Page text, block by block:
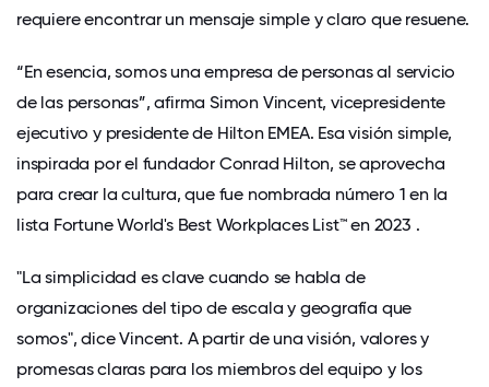
requiere encontrar un mensaje simple y claro que resuene.
“En esencia, somos una empresa de personas al servicio
de las personas”, afirma Simon Vincent, vicepresidente
ejecutivo y presidente de Hilton EMEA. Esa visión simple,
inspirada por el fundador Conrad Hilton, se aprovecha
para crear la cultura, que fue nombrada número 1 en la
lista Fortune World's Best Workplaces List™ en 2023 .
"La simplicidad es clave cuando se habla de
organizaciones del tipo de escala y geografía que
somos", dice Vincent. A partir de una visión, valores y
promesas claras para los miembros del equipo y los